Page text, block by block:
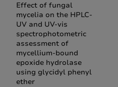
Effect of fungal
mycelia on the HPLC-
UV and UV-vis
spectrophotometric
assessment of
mycellium-bound
epoxide hydrolase
using glycidyl phenyl
ether